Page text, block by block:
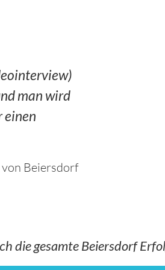
man wird
einen
von Beiersdorf
die gesamte Beiersdorf